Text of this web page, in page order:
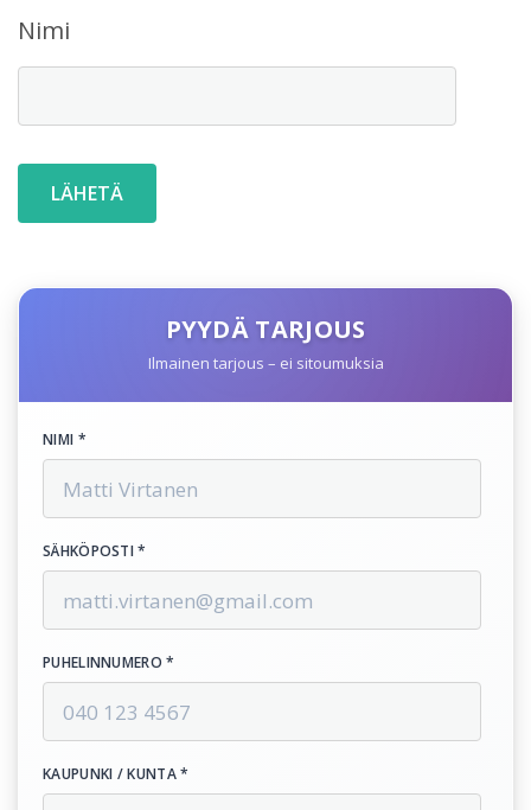
Nimi
PYYDÄ TARJOUS
Ilmainen tarjous – ei sitoumuksia
NIMI *
SÄHKÖPOSTI *
PUHELINNUMERO *
KAUPUNKI / KUNTA *